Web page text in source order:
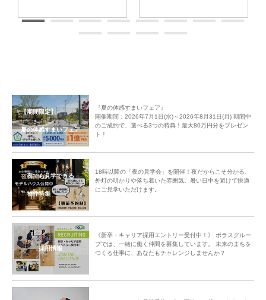
【期間限定】
夏の体感すまいフェア
『夏の体感すまいフェア』
開催期間：2026年7月1日(水)～2026年8月31日(月) 期間中
のご成約で、選べる3つの特典！最大80万円分をプレゼン
ト！
夜でも見学できる
物件特集
18時以降の「夜の見学会」を開催！夜だからこそ分かる、
外灯の明かりや落ち着いた雰囲気。暑い日中を避けて快適
にご見学いただけます。
採用情報
《新卒・キャリア採用エントリー受付中！》 ポラスグルー
プでは、一緒に働く仲間を募集しています。 未来のまちを
つくる仕事に、あなたもチャレンジしませんか？